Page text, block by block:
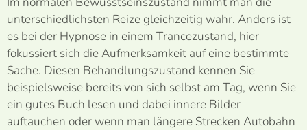
unterschiedlichsten Reize gleichzeitig wahr. Anders ist
es bei der Hypnose in einem Trancezustand, hier
fokussiert sich die Aufmerksamkeit auf eine bestimmte
Sache. Diesen Behandlungszustand kennen Sie
beispielsweise bereits von sich selbst am Tag, wenn Sie
ein gutes Buch lesen und dabei innere Bilder
auftauchen oder wenn man längere Strecken Autobahn